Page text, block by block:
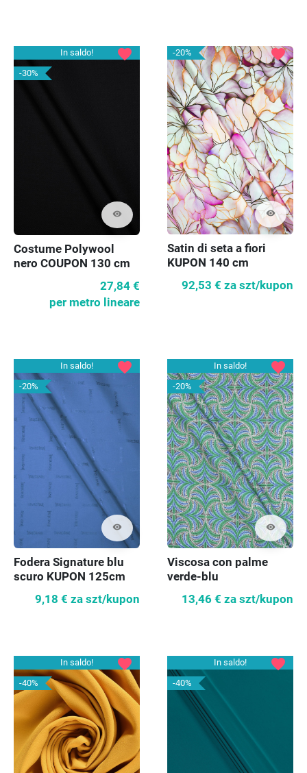
In saldo!
-30%
visibility
favorite
Costume Polywool
nero COUPON 130 cm
27,84 €
per metro lineare
-20%
visibility
favorite
Satin di seta a fiori
KUPON 140 cm
92,53 € za szt/kupon
In saldo!
-20%
visibility
favorite
Fodera Signature blu
scuro KUPON 125cm
9,18 € za szt/kupon
In saldo!
-20%
visibility
favorite
Viscosa con palme
verde-blu
13,46 € za szt/kupon
In saldo!
-40%
favorite
In saldo!
-40%
favorite